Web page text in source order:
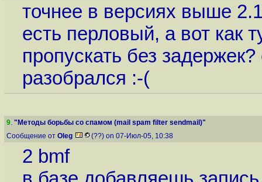
точнее в версиях выше 2.1
есть перловый, а вот как
пропускать без
разобрался :-(
9. "Методы борьбы со спамом (mail spam filter sendmail)"
Сообщение от Oleg (??) on 07-Июл-05, 10:38
2 bmf